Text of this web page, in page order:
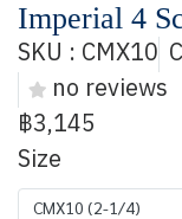
Imperial 4
SKU : CMX10
no reviews
฿3,145
Size
CMX10 (2-1/4)